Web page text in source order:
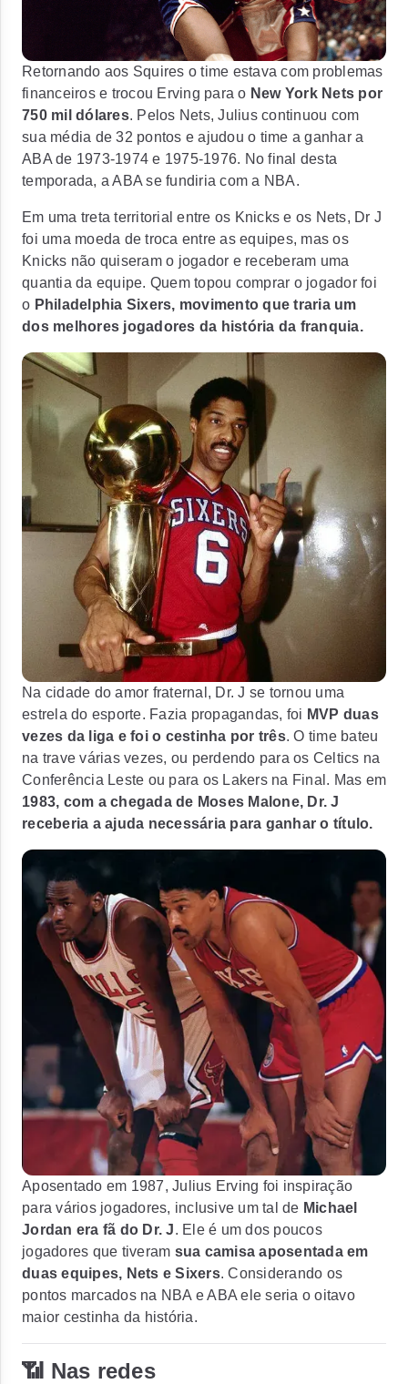
Retornando aos Squires o time estava com problemas
financeiros e trocou Erving para o New York Nets por
750 mil dólares. Pelos Nets, Julius continuou com
sua média de 32 pontos e ajudou o time a ganhar a
ABA de 1973-1974 e 1975-1976. No final desta
temporada, a ABA se fundiria com a NBA.
Em uma treta territorial entre os Knicks e os Nets, Dr J
foi uma moeda de troca entre as equipes, mas os
Knicks não quiseram o jogador e receberam uma
quantia da equipe. Quem topou comprar o jogador foi
o Philadelphia Sixers, movimento que traria um
dos melhores jogadores da história da franquia.
Na cidade do amor fraternal, Dr. J se tornou uma
estrela do esporte. Fazia propagandas, foi MVP duas
vezes da liga e foi o cestinha por três. O time bateu
na trave várias vezes, ou perdendo para os Celtics na
Conferência Leste ou para os Lakers na Final. Mas em
1983, com a chegada de Moses Malone, Dr. J
receberia a ajuda necessária para ganhar o título.
Aposentado em 1987, Julius Erving foi inspiração
para vários jogadores, inclusive um tal de Michael
Jordan era fã do Dr. J. Ele é um dos poucos
jogadores que tiveram sua camisa aposentada em
duas equipes, Nets e Sixers. Considerando os
pontos marcados na NBA e ABA ele seria o oitavo
maior cestinha da história.
📶 Nas redes